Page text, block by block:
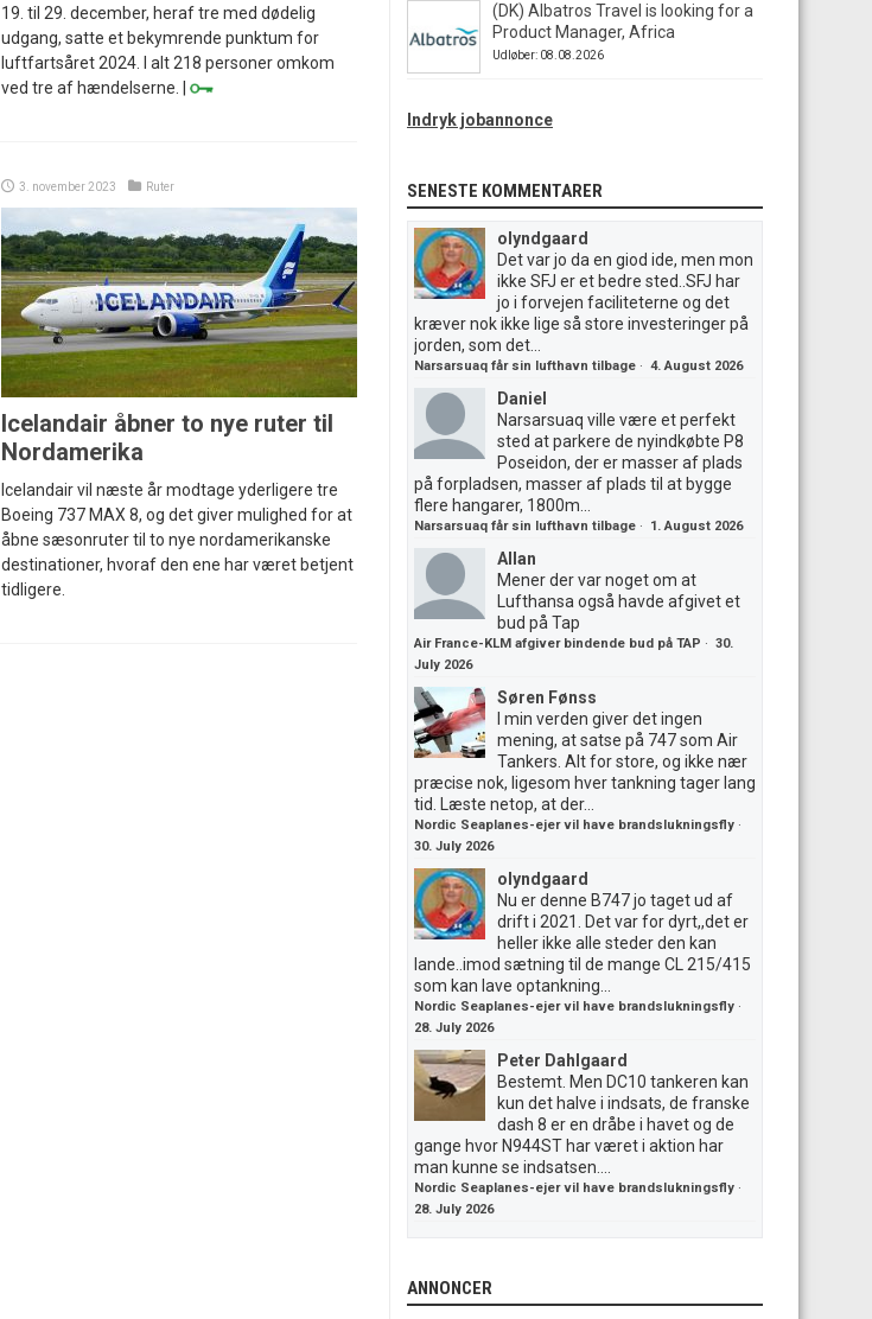
19. til 29. december, heraf tre med dødelig
udgang, satte et bekymrende punktum for
luftfartsåret 2024. I alt 218 personer omkom
ved tre af hændelserne. |
3. november 2023 Ruter
Icelandair åbner to nye ruter til
Nordamerika
Icelandair vil næste år modtage yderligere tre
Boeing 737 MAX 8, og det giver mulighed for at
åbne sæsonruter til to nye nordamerikanske
destinationer, hvoraf den ene har været betjent
tidligere.
(DK) Albatros Travel is looking for a
Product Manager, Africa
Udløber: 08.08.2026
Indryk jobannonce
SENESTE KOMMENTARER
olyndgaard
Det var jo da en giod ide, men mon
ikke SFJ er et bedre sted..SFJ har
jo i forvejen faciliteterne og det
kræver nok ikke lige så store investeringer på
jorden, som det...
Narsarsuaq får sin lufthavn tilbage · 4. August 2026
Daniel
Narsarsuaq ville være et perfekt
sted at parkere de nyindkøbte P8
Poseidon, der er masser af plads
på forpladsen, masser af plads til at bygge
flere hangarer, 1800m...
Narsarsuaq får sin lufthavn tilbage · 1. August 2026
Allan
Mener der var noget om at
Lufthansa også havde afgivet et
bud på Tap
Air France-KLM afgiver bindende bud på TAP · 30.
July 2026
Søren Fønss
I min verden giver det ingen
mening, at satse på 747 som Air
Tankers. Alt for store, og ikke nær
præcise nok, ligesom hver tankning tager lang
tid. Læste netop, at der...
Nordic Seaplanes-ejer vil have brandslukningsfly ·
30. July 2026
olyndgaard
Nu er denne B747 jo taget ud af
drift i 2021. Det var for dyrt,,det er
heller ikke alle steder den kan
lande..imod sætning til de mange CL 215/415
som kan lave optankning...
Nordic Seaplanes-ejer vil have brandslukningsfly ·
28. July 2026
Peter Dahlgaard
Bestemt. Men DC10 tankeren kan
kun det halve i indsats, de franske
dash 8 er en dråbe i havet og de
gange hvor N944ST har været i aktion har
man kunne se indsatsen....
Nordic Seaplanes-ejer vil have brandslukningsfly ·
28. July 2026
ANNONCER